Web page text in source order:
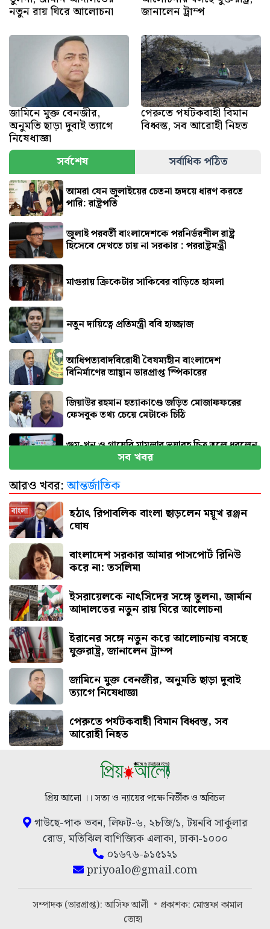
নতুন রায় ঘিরে আলোচনা জানালেন ট্রাম্প
জামিনে মুক্ত বেনজীর,
অনুমতি ছাড়া দুবাই ত্যাগে
নিষেধাজ্ঞা
পেরুতে পর্যটকবাহী বিমান
বিধ্বস্ত, সব আরোহী নিহত
সর্বশেষ সর্বাধিক পঠিত
আমরা যেন জুলাইয়ের চেতনা হৃদয়ে ধারণ করতে
পারি: রাষ্ট্রপতি
জুলাই পরবর্তী বাংলাদেশকে পরনির্ভরশীল রাষ্ট্র
হিসেবে দেখতে চায় না সরকার : পররাষ্ট্রমন্ত্রী
মাগুরায় ক্রিকেটার সাকিবের বাড়িতে হামলা
নতুন দায়িত্বে প্রতিমন্ত্রী ববি হাজ্জাজ
আধিপত্যবাদবিরোধী বৈষম্যহীন বাংলাদেশ
বিনির্মাণের আহ্বান ভারপ্রাপ্ত স্পিকারের
জিয়াউর রহমান হত্যাকাণ্ডে জড়িত মোজাফফরের
ফেসবুক তথ্য চেয়ে মেটাকে চিঠি
গুম-খুন ও গায়েবি মামলার ভয়াবহ চিত্র তুলে ধরলেন
হঠাৎ রিপাবলিক বাংলা ছাড়লেন ময়ূখ রঞ্জন ঘোষ
সব খবর
আরও খবর:আন্তর্জাতিক
হঠাৎ রিপাবলিক বাংলা ছাড়লেন ময়ূখ রঞ্জন
ঘোষ
বাংলাদেশ সরকার আমার পাসপোর্ট রিনিউ
করে না: তসলিমা
ইসরায়েলকে নাৎসিদের সঙ্গে তুলনা, জার্মান
আদালতের নতুন রায় ঘিরে আলোচনা
ইরানের সঙ্গে নতুন করে আলোচনায় বসছে
যুক্তরাষ্ট্র, জানালেন ট্রাম্প
জামিনে মুক্ত বেনজীর, অনুমতি ছাড়া দুবাই
ত্যাগে নিষেধাজ্ঞা
পেরুতে পর্যটকবাহী বিমান বিধ্বস্ত, সব
আরোহী নিহত
প্রিয় আলো ।। সত্য ও ন্যায়ের পক্ষে নির্ভীক ও অবিচল
গাউছে-পাক ভবন, লিফট-৬, ২৮জি/১, টয়নবি সার্কুলার
রোড, মতিঝিল বাণিজ্যিক এলাকা, ঢাকা-১০০০
০১৬৭৬-৯১৫১২১
priyoalo@gmail.com
সম্পাদক (ভারপ্রাপ্ত): আসিফ আলী
প্রকাশক: মোস্তফা কামাল
তোহা